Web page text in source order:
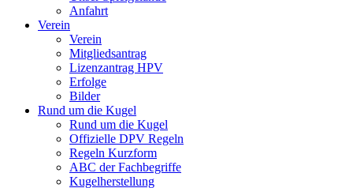
Anfahrt
Verein
Verein
Mitgliedsantrag
Lizenzantrag HPV
Erfolge
Bilder
Rund um die Kugel
Rund um die Kugel
Offizielle DPV Regeln
Regeln Kurzform
ABC der Fachbegriffe
Kugelherstellung